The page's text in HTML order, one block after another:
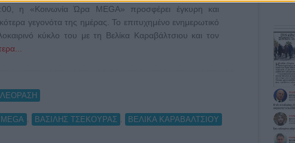
η «Κοινωνία Ώρα MEGA» προσφέρει έγκυρη και
γεγονότα της ημέρας. Το επιτυχημένο ενημερωτικό
κύκλο του με τη Βελίκα Καραβάλτσιου και τον
MEGA ΒΑΣΙΛΗΣ ΤΣΕΚΟΥΡΑΣ ΒΕΛΙΚΑ ΚΑΡΑΒΑΛΤΣΙΟΥ